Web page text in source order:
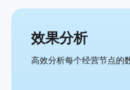
效果分析
高效分析每个经营节点的